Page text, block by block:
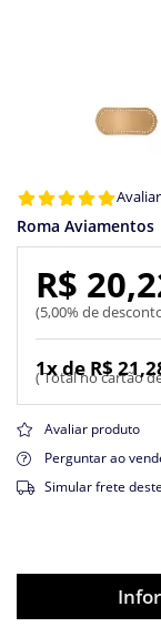
Roma Aviamentos
1x de R$
R$
5,00% de
Avaliar produto
Perguntar ao
Simular frete